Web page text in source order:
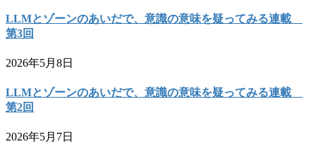
LLMとゾーンのあいだで、意識の意味を疑ってみる連載
第3回
2026年5月8日
LLMとゾーンのあいだで、意識の意味を疑ってみる連載
第2回
2026年5月7日